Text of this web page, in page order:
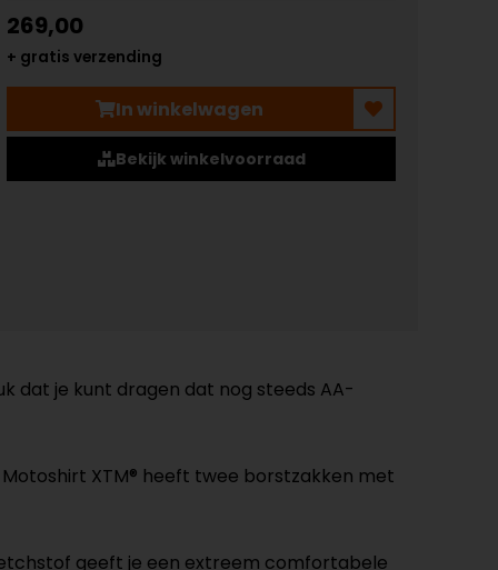
269,00
+ gratis verzending
In winkelwagen
Bekijk winkelvoorraad
dat je kunt dragen dat nog steeds AA-
XTM® heeft twee borstzakken met
geeft je een extreem comfortabele